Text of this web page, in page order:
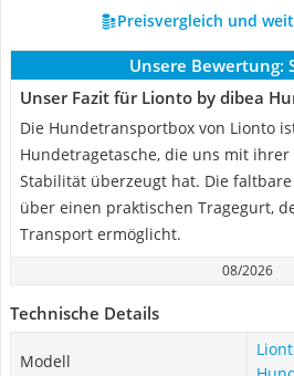
Preisvergleich und
Unsere Bewertung:
Unser Fazit für Lionto by dibea
Die Hundetransportbox von Lionto
Hundetragetasche, die uns mit
Stabilität überzeugt hat. Die
über einen praktischen Tragegurt,
Transport ermöglicht.
08/2026
Technische Details
Modell